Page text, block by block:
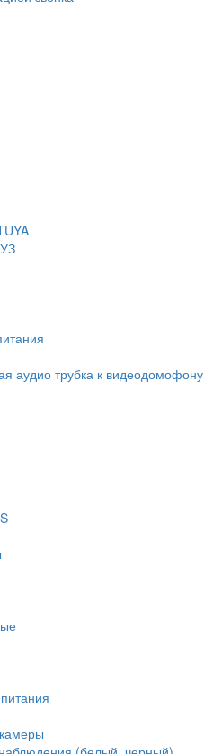
аудио трубка к видеодомофону